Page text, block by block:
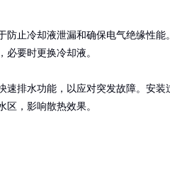
防止冷却液泄漏和确保电气绝缘性能
必要时更换冷却液。
速排水功能，以应对突发故障。安装
区，影响散热效果。